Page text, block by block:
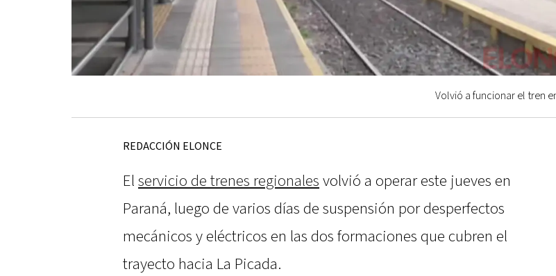
Volvió a funcionar el tren
REDACCIÓN ELONCE
El servicio de trenes regionales volvió a operar este jueves en
Paraná, luego de varios días de suspensión por desperfectos
mecánicos y eléctricos en las dos formaciones que cubren el
trayecto hacia La Picada.